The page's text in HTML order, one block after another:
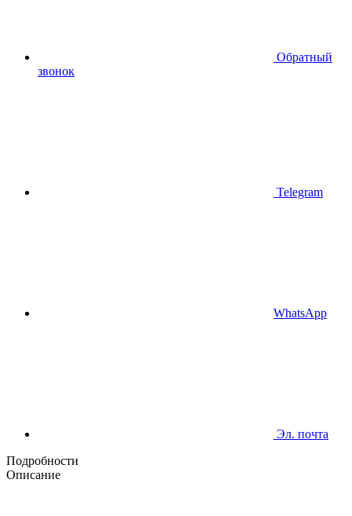
Обратный
звонок
Telegram
WhatsApp
Эл. почта
Подробности
Описание